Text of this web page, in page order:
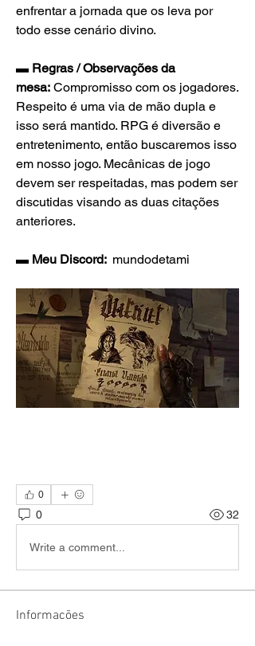
enfrentar a jornada que os leva por
todo esse cenário divino.
▬ Regras / Observações da
mesa: Compromisso com os jogadores.
Respeito é uma via de mão dupla e
isso será mantido. RPG é diversão e
entretenimento, então buscaremos isso
em nosso jogo. Mecânicas de jogo
devem ser respeitadas, mas podem ser
discutidas visando as duas citações
anteriores.
▬ Meu Discord: mundodetami
0
0 32
Write a comment...
Informações